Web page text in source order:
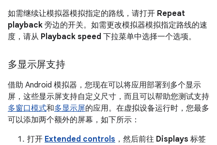
如需继续让模拟器模拟指定的路线，请打开 Repeat
playback 旁边的开关。如需更改模拟器模拟指定路线的速
度，请从 Playback speed 下拉菜单中选择一个选项。
多显示屏支持
借助 Android 模拟器，您现在可以将应用部署到多个显示
屏，这些显示屏支持自定义尺寸，而且可以帮助您测试支持
多窗口模式和多显示屏的应用。在虚拟设备运行时，您最多
可以添加两个额外的屏幕，如下所示：
打开 Extended controls ，然后前往 Displays 标签